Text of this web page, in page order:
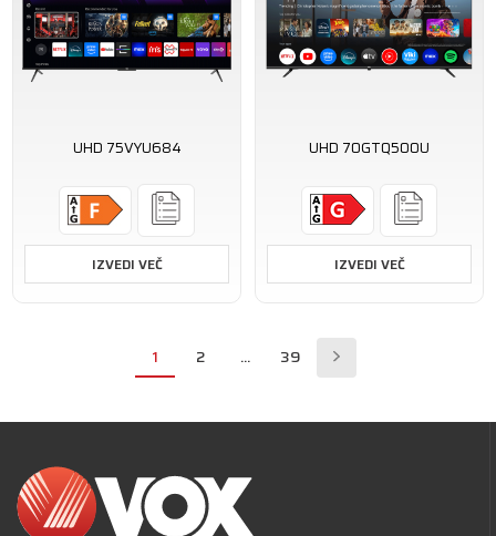
UHD 75VYU684
IZVEDI VEČ
UHD 70GTQ500U
IZVEDI VEČ
1 2 ... 39